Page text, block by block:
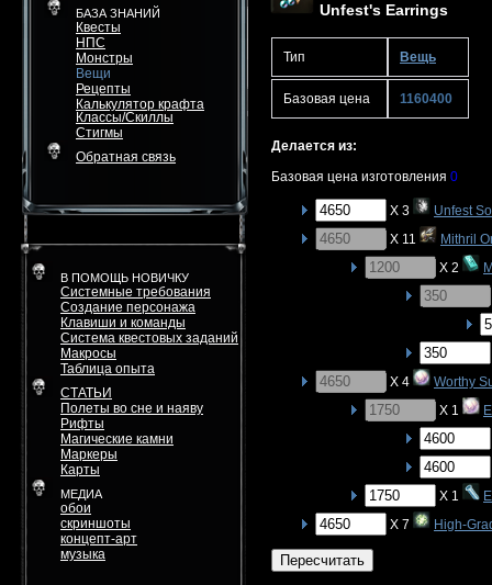
БАЗА ЗНАНИЙ
Квесты
НПС
Монстры
Вещи
Рецепты
Калькулятор крафта
Классы/Скиллы
Стигмы
Обратная связь
В ПОМОЩЬ НОВИЧКУ
Системные требования
Создание персонажа
Клавиши и команды
Система квестовых заданий
Макросы
Таблица опыта
СТАТЬИ
Полеты во сне и наяву
Рифты
Магические камни
Маркеры
Карты
МЕДИА
обои
скриншоты
концепт-арт
музыка
Unfest's Earrings
Тип Вещь
Базовая цена 1160400
Делается из:
Базовая цена изготовления 0
X 3
Unfest
X 11
Mithril
X 2
X 4
Worthy
X 1
X 1
X 7
High-
Пересчитать